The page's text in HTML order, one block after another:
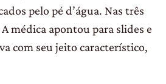
pelo pé d’água. Nas três
médica apontou para slides e
com seu jeito característico,